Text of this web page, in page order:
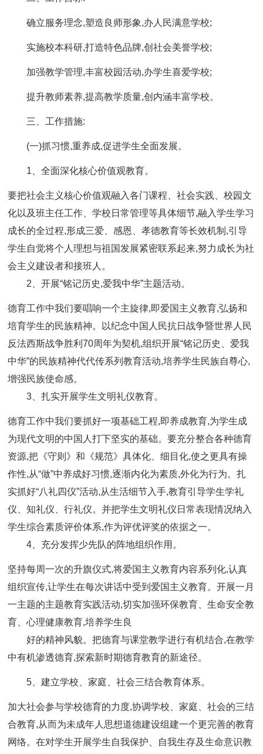
确立服务理念,塑造良师形象,办人民满意学校;
实施校本科研,打造特色品牌,创社会美誉学校;
加强教学管理,丰富校园活动,办学生喜爱学校;
提升教师素养,提高教学质量,创内涵丰富学校。
三、工作措施:
(一)抓习惯,重养成,促进学生全面发展。
1、全面深化核心价值观教育。
要把社会主义核心价值观融入各门课程、社会实践、校园文
化以及班主任工作、学校日常管理等具体细节,融入学生学习
成长的全过程,形成三爱、感恩、孝德教育等长效机制,引导
学生自觉将个人理想与祖国发展紧密联系起来,努力成长为社
会主义建设者和接班人。
2、开展“铭记历史,爱我中华”主题活动。
德育工作中我们要唱响一个主旋律,即爱国主义教育,弘扬和
培育学生的民族精神。以纪念中国人民抗日战争暨世界人民
反法西斯战争胜利70周年为契机,组织开展“铭记历史、爱我
中华”的民族精神代代传系列教育活动,培养学生民族自尊心,
增强民族使命感。
3、扎实开展学生文明礼仪教育。
德育工作中我们要抓好一项基础工程,即养成教育,为学生成
为现代文明的中国人打下坚实的基础。要充分整合各种德育
资源,把《守则》和《规范》具体化、细目化,使之更具有操
作性,从“做”中养成好习惯,逐渐内化为素质,外化为行为。扎
实抓好“八礼四仪”活动,从生活细节入手,教育引导学生学礼
仪、知礼仪、行礼仪。并把学生文明礼仪日常表现情况纳入
学生综合素质评价体系,作为评优评奖的依据之一。
4、充分发挥少先队的阵地组织作用。
坚持每周一次的升旗仪式,将爱国主义教育内容系列化,认真
组织宣传,让学生在每次讲话中受到爱国主义教育。开展一月
一主题的主题教育实践活动,切实加强环保教育、生命安全教
育、心理健康教育,培养学生良
好的精神风貌。把德育与课堂教学进行有机结合,在教学
中有机渗透德育,探索新时期德育教育的新途径。
5、建立学校、家庭、社会三结合教育体系。
加大社会参与学校德育的力度,协调学校、家庭、社会的三结
合教育,从而为未成年人思想道德建设组建一个更完善的教育
网络。在对学生开展学生自我保护、自我生存及生命意识教